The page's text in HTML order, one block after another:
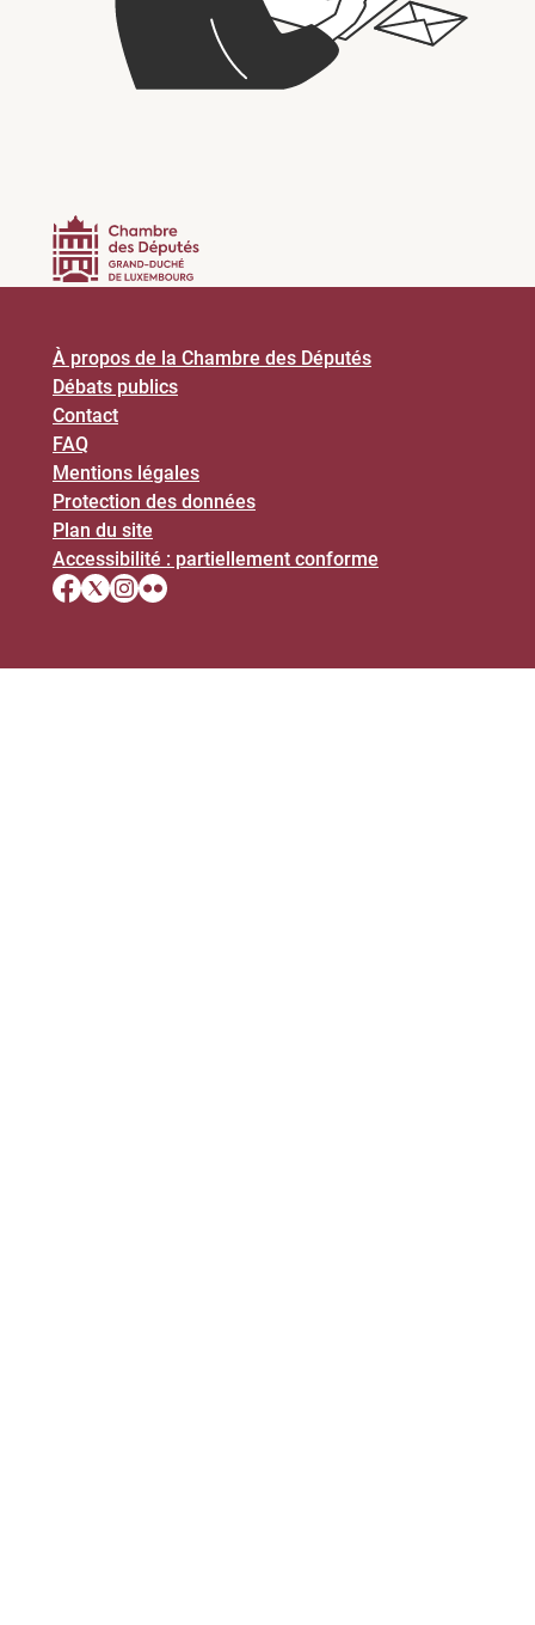
À propos de la Chambre des Députés
Débats publics
Contact
FAQ
Mentions légales
Protection des données
Plan du site
Accessibilité : partiellement conforme